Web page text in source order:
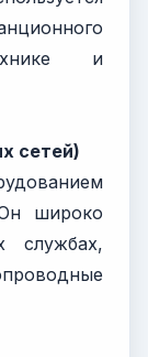
и
сетей)
широко
службах,